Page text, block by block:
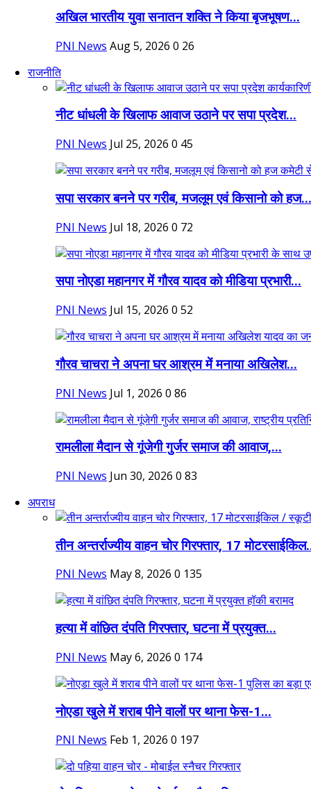
अखिल भारतीय युवा सनातन शक्ति ने किया बृजभूषण...
PNI News Aug 5, 2026 0 26
राजनीति
नीट धांधली के खिलाफ आवाज उठाने पर सपा प्रदेश...
PNI News Jul 25, 2026 0 45
सपा सरकार बनने पर गरीब, मजलूम एवं किसानो को हज...
PNI News Jul 18, 2026 0 72
सपा नोएडा महानगर में गौरव यादव को मीडिया प्रभारी...
PNI News Jul 15, 2026 0 52
गौरव चाचरा ने अपना घर आश्रम में मनाया अखिलेश...
PNI News Jul 1, 2026 0 86
रामलीला मैदान से गूंजेगी गुर्जर समाज की आवाज,...
PNI News Jun 30, 2026 0 83
अपराध
तीन अन्तर्राज्यीय वाहन चोर गिरफ्तार, 17
PNI News May 8, 2026 0 135
हत्या में वांछित दंपति गिरफ्तार, घटना में प्रयुक्त...
PNI News May 6, 2026 0 174
नोएडा खुले में शराब पीने वालों पर थाना फेस-1...
PNI News Feb 1, 2026 0 197